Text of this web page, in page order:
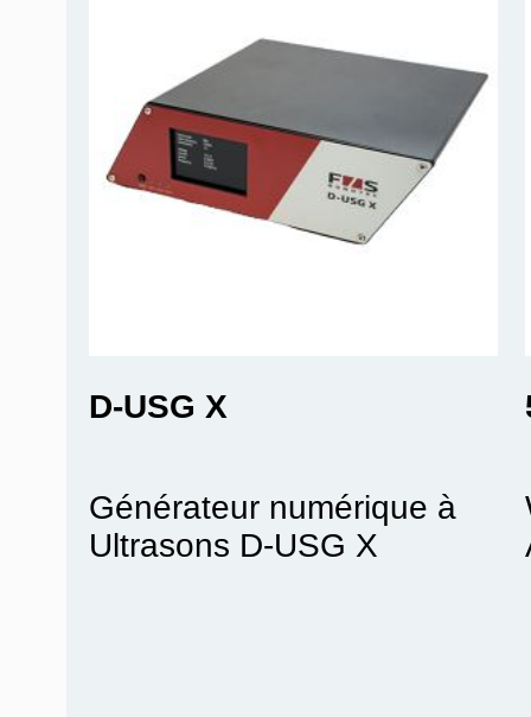
D-USG X
Générateur numérique à
Ultrasons D-USG X